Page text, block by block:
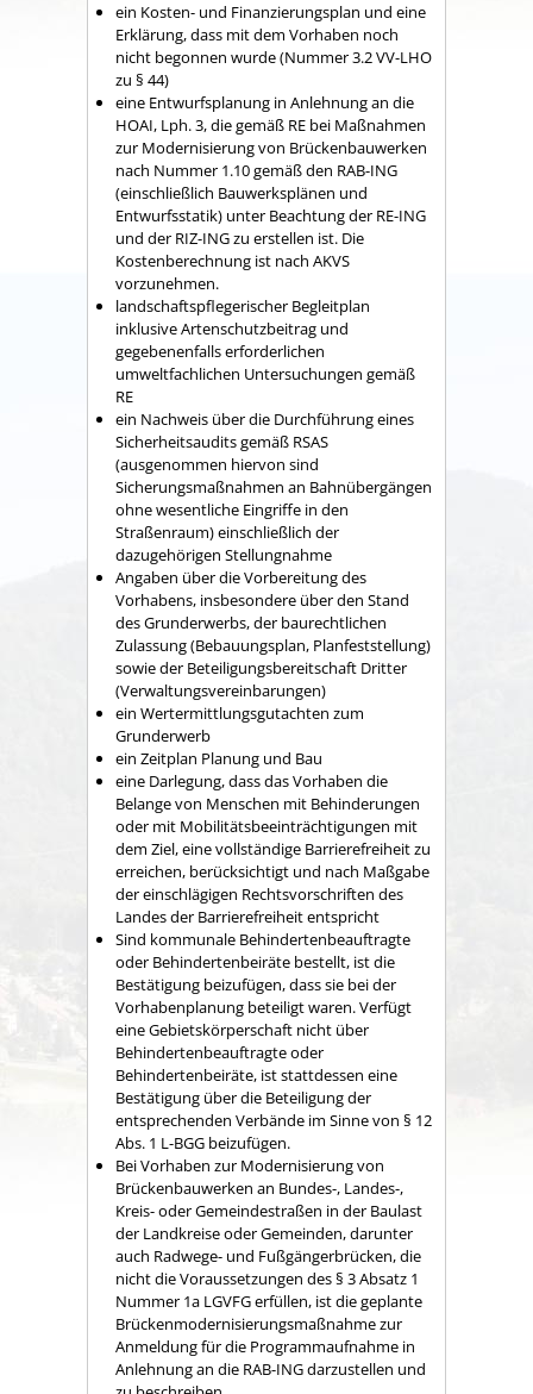
ein Kosten- und Finanzierungsplan und eine
Erklärung, dass mit dem Vorhaben noch
nicht begonnen wurde (Nummer 3.2 VV-LHO
zu § 44)
eine Entwurfsplanung in Anlehnung an die
HOAI, Lph. 3, die gemäß RE bei Maßnahmen
zur Modernisierung von Brückenbauwerken
nach Nummer 1.10 gemäß den RAB-ING
(einschließlich Bauwerksplänen und
Entwurfsstatik) unter Beachtung der RE-ING
und der RIZ-ING zu erstellen ist. Die
Kostenberechnung ist nach AKVS
vorzunehmen.
landschaftspflegerischer Begleitplan
inklusive Artenschutzbeitrag und
gegebenenfalls erforderlichen
umweltfachlichen Untersuchungen gemäß
RE
ein Nachweis über die Durchführung eines
Sicherheitsaudits gemäß RSAS
(ausgenommen hiervon sind
Sicherungsmaßnahmen an Bahnübergängen
ohne wesentliche Eingriffe in den
Straßenraum) einschließlich der
dazugehörigen Stellungnahme
Angaben über die Vorbereitung des
Vorhabens, insbesondere über den Stand
des Grunderwerbs, der baurechtlichen
Zulassung (Bebauungsplan, Planfeststellung)
sowie der Beteiligungsbereitschaft Dritter
(Verwaltungsvereinbarungen)
ein Wertermittlungsgutachten zum
Grunderwerb
ein Zeitplan Planung und Bau
eine Darlegung, dass das Vorhaben die
Belange von Menschen mit Behinderungen
oder mit Mobilitätsbeeinträchtigungen mit
dem Ziel, eine vollständige Barrierefreiheit zu
erreichen, berücksichtigt und nach Maßgabe
der einschlägigen Rechtsvorschriften des
Landes der Barrierefreiheit entspricht
Sind kommunale Behindertenbeauftragte
oder Behindertenbeiräte bestellt, ist die
Bestätigung beizufügen, dass sie bei der
Vorhabenplanung beteiligt waren. Verfügt
eine Gebietskörperschaft nicht über
Behindertenbeauftragte oder
Behindertenbeiräte, ist stattdessen eine
Bestätigung über die Beteiligung der
entsprechenden Verbände im Sinne von § 12
Abs. 1 L-BGG beizufügen.
Bei Vorhaben zur Modernisierung von
Brückenbauwerken an Bundes-, Landes-,
Kreis- oder Gemeindestraßen in der Baulast
der Landkreise oder Gemeinden, darunter
auch Radwege- und Fußgängerbrücken, die
nicht die Voraussetzungen des § 3 Absatz 1
Nummer 1a LGVFG erfüllen, ist die geplante
Brückenmodernisierungsmaßnahme zur
Anmeldung für die Programmaufnahme in
Anlehnung an die RAB-ING darzustellen und